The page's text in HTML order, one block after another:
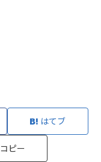
はてブ
コピー